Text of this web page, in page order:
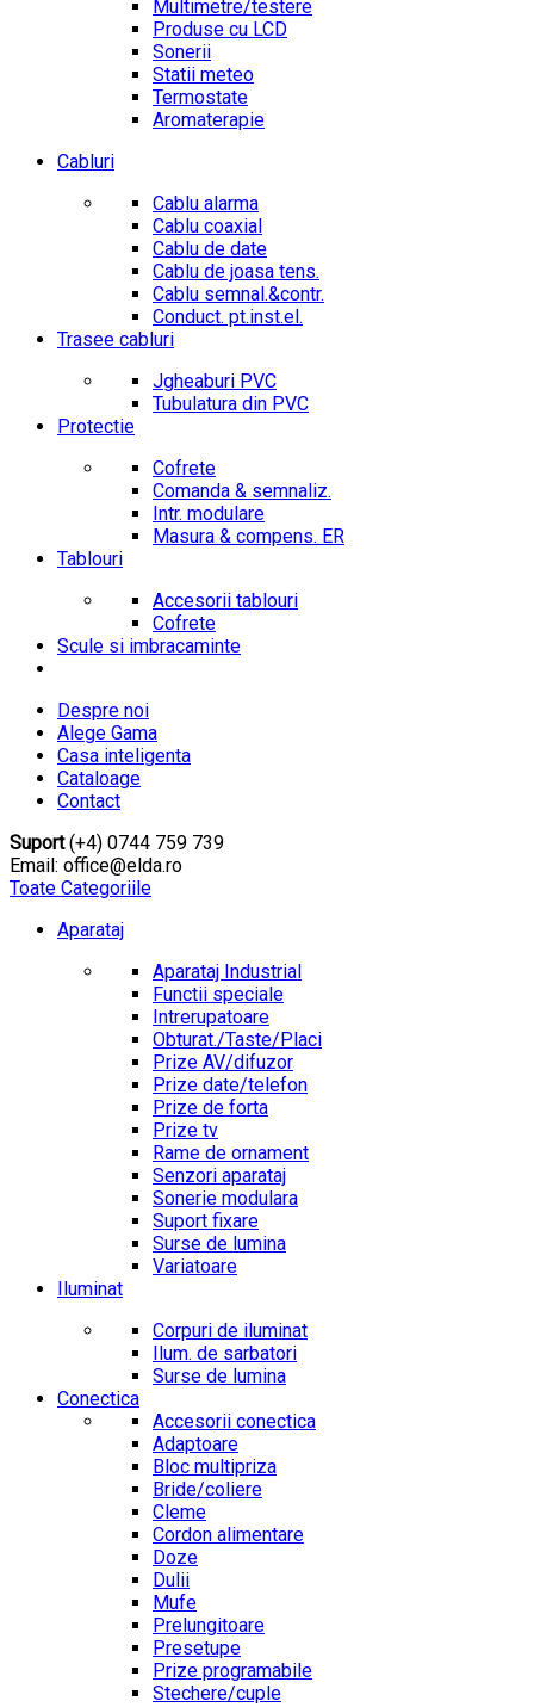
Multimetre/testere
Produse cu LCD
Sonerii
Statii meteo
Termostate
Aromaterapie
Cabluri
Cablu alarma
Cablu coaxial
Cablu de date
Cablu de joasa tens.
Cablu semnal.&contr.
Conduct. pt.inst.el.
Trasee cabluri
Jgheaburi PVC
Tubulatura din PVC
Protectie
Cofrete
Comanda & semnaliz.
Intr. modulare
Masura & compens. ER
Tablouri
Accesorii tablouri
Cofrete
Scule si imbracaminte
Despre noi
Alege Gama
Casa inteligenta
Cataloage
Contact
Suport(+4) 0744 759 739
Email: office@elda.ro
Toate Categoriile
Aparataj
Aparataj Industrial
Functii speciale
Intrerupatoare
Obturat./Taste/Placi
Prize AV/difuzor
Prize date/telefon
Prize de forta
Prize tv
Rame de ornament
Senzori aparataj
Sonerie modulara
Suport fixare
Surse de lumina
Variatoare
Iluminat
Corpuri de iluminat
Ilum. de sarbatori
Surse de lumina
Conectica
Accesorii conectica
Adaptoare
Bloc multipriza
Bride/coliere
Cleme
Cordon alimentare
Doze
Dulii
Mufe
Prelungitoare
Presetupe
Prize programabile
Stechere/cuple